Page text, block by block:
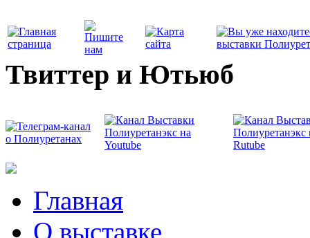
Твиттер и Ютьюб
Главная
О выставке